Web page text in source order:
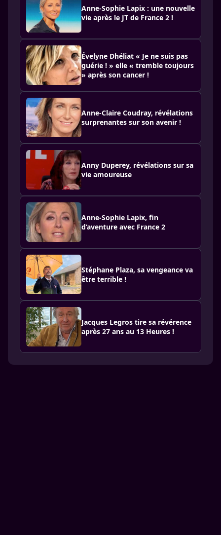
Anne-Sophie Lapix : une nouvelle
vie après le JT de France 2 !
Évelyne Dhéliat « Je ne suis pas
guérie ! » elle « tremble toujours
» après son cancer !
Anne-Claire Coudray, révélations
surprenantes sur son avenir !
Anny Duperey, révélations sur sa
vie amoureuse
Anne-Sophie Lapix, fin
d’aventure avec France 2
Stéphane Plaza, sa vengeance va
être terrible !
Jacques Legros tire sa révérence
après 27 ans au 13 Heures !